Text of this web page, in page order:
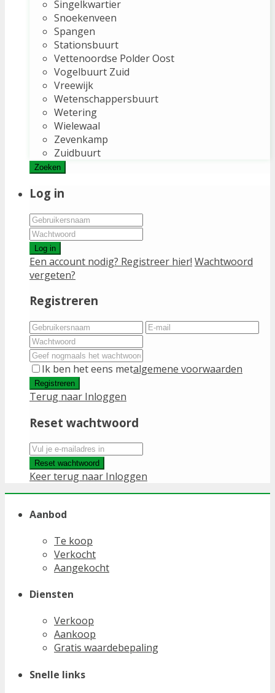
Singelkwartier
Snoekenveen
Spangen
Stationsbuurt
Vettenoordse Polder Oost
Vogelbuurt Zuid
Vreewijk
Wetenschappersbuurt
Wetering
Wielewaal
Zevenkamp
Zuidbuurt
Zoeken
Log in
Log in
Een account nodig? Registreer hier! Wachtwoord
vergeten?
Registreren
Ik ben het eens metalgemene voorwaarden
Registreren
Terug naar Inloggen
Reset wachtwoord
Reset wachtwoord
Keer terug naar Inloggen
Aanbod
Te koop
Verkocht
Aangekocht
Diensten
Verkoop
Aankoop
Gratis waardebepaling
Snelle links